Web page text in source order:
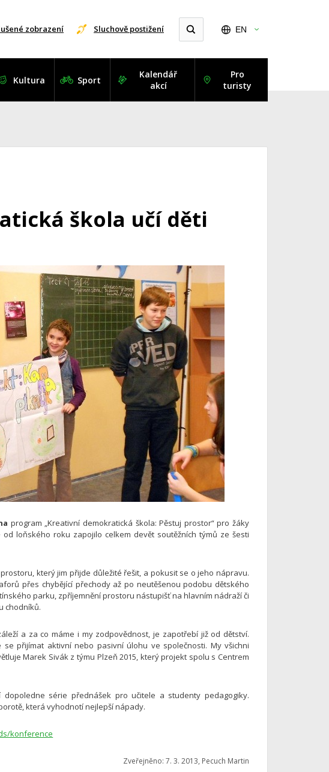
zobrazení Sluchově postižení EN
Kultura Sport
Kalendář
akcí
Pro
turisty
škola učí děti
program „Kreativní demokratická škola: Pěstuj prostor“ pro žáky
loňského roku zapojilo celkem devět soutěžních týmů ze šesti
který jim přijde důležité řešit, a pokusit se o jeho nápravu.
přes chybějící přechody až po neutěšenou podobu dětského
parku, zpříjemnění prostoru nástupišť na hlavním nádraží či
chodníků.
a za co máme i my zodpovědnost, je zapotřebí již od dětství.
přijímat aktivní nebo pasivní úlohu ve společnosti. My všichni
Marek Sivák z týmu Plzeň 2015, který projekt spolu s Centrem
série přednášek pro učitele a studenty pedagogiky.
která vyhodnotí nejlepší nápady.
konference
Zveřejněno: 7. 3. 2013, Pecuch Martin